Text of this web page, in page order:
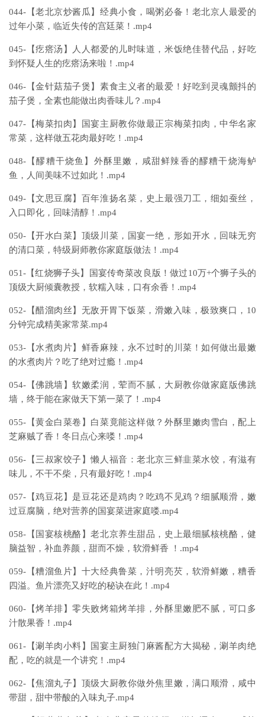
044-【老北京炒酱瓜】经典小食，喝粥必备！老北京人最爱的
过年小菜，临近失传的宫廷菜！.mp4
045-【疙瘩汤】人人都爱的儿时味道，米饭绝佳替代品，好吃
到怀疑人生的疙瘩汤来啦！.mp4
046-【金针菇茄子煲】素食主义者的最爱！好吃到灵魂颤抖的
茄子煲，全素也能做出肉香味儿？.mp4
047-【梅菜扣肉】国宴主厨教你做最正宗梅菜扣肉，中华名家
常菜，这样做五花肉最好吃！.mp4
048-【醪糟干烧鱼】外酥里嫩，咸甜鲜辣香的醪糟干烧海鲈
鱼，人间美味不过如此！.mp4
049-【文思豆腐】百年淮扬名菜，史上最强刀工，细如蚕丝，
入口即化，回味清醇！.mp4
050-【开水白菜】顶级川菜，国宴一绝，形如开水，回味无穷
的清口菜，特级厨师教你家庭版做法！.mp4
051-【红烧狮子头】国宴传奇菜改良版！做过10万+个狮子头的
顶级大厨倾囊教授，软糯入味，口有余香！.mp4
052-【醋溜肉丝】无敌开胃下饭菜，滑嫩入味，极致爽口，10
分钟完成精美家常菜.mp4
053-【水煮肉片】鲜香麻辣，永不过时的川菜！如何做出最嫩
的水煮肉片？吃了绝对过瘾！.mp4
054-【佛跳墙】软嫩柔润，荤而不腻，大厨教你做家庭版佛跳
墙，终于能在家做天下第一菜了！.mp4
055-【黄金白菜卷】白菜竟能这样做？外酥里嫩肉雪白，配上
芝麻贼了香！冬日点心来喽！.mp4
056-【三叔家饺子】懒人福音：老北京三鲜韭菜水饺，有滋有
味儿，不干不柴，只有最好吃！.mp4
057-【鸡豆花】是豆花还是鸡肉？吃鸡不见鸡？细腻顺滑，嫩
过豆腐脑，绝对营养的国宴菜进家庭喽.mp4
058-【国宴核桃酪】老北京养生甜品，史上最细腻核桃酪，健
脑益智，补血养颜，甜而不燥，软滑鲜香 ！.mp4
059-【糟溜鱼片】十大经典鲁菜，汁明亮芡，软滑鲜嫩，糟香
四溢。鱼片漂亮又好吃的秘诀在此！.mp4
060-【烤羊排】零失败烤箱烤羊排，外酥里嫩肥不腻，可口多
汁散果香！.mp4
061-【涮羊肉小料】国宴主厨独门麻酱配方大揭秘，涮羊肉绝
配，吃的就是一个讲究！.mp4
062-【焦溜丸子】顶级大厨教你做外焦里嫩，满口顺滑，咸中
带甜，甜中带酸的入味丸子.mp4